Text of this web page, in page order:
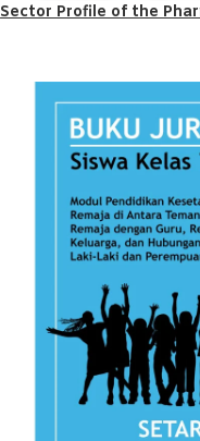
Sector Profile of the